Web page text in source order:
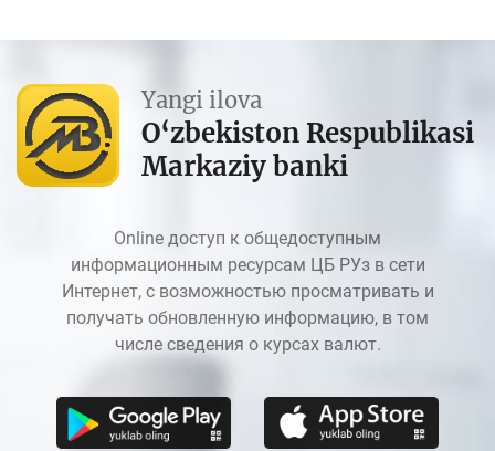
Yangi ilova
O‘zbekiston Respublikasi
Markaziy banki
Online доступ к общедоступным
информационным ресурсам ЦБ РУз в сети
Интернет, с возможностью просматривать и
получать обновленную информацию, в том
числе сведения о курсах валют.